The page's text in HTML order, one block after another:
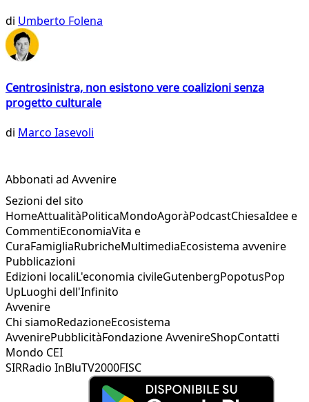
di Umberto Folena
Centrosinistra, non esistono vere coalizioni senza
progetto culturale
di Marco Iasevoli
Abbonati ad Avvenire
Sezioni del sito
HomeAttualitàPoliticaMondoAgoràPodcastChiesaIdee e
CommentiEconomiaVita e
CuraFamigliaRubricheMultimediaEcosistema avvenire
Pubblicazioni
Edizioni localiL'economia civileGutenbergPopotusPop
UpLuoghi dell'Infinito
Avvenire
Chi siamoRedazioneEcosistema
AvvenirePubblicitàFondazione AvvenireShopContatti
Mondo CEI
SIRRadio InBluTV2000FISC